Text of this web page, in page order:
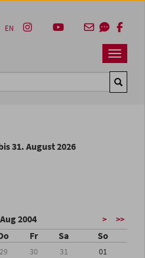
Navbar
EN
31. August 2026
Aug 2004 > >>
Fr Sa So
29 30 31
01